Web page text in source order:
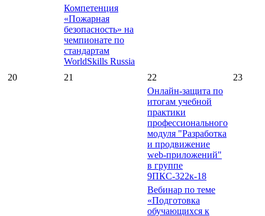
Компетенция
«Пожарная
безопасность» на
чемпионате по
стандартам
WorldSkills Russia
20 21
22
Онлайн-защита по
итогам учебной
практики
профессионального
модуля "Разработка
и продвижение
web-приложений"
в группе
9ПКС-322к-18
Вебинар по теме
«Подготовка
обучающихся к
23